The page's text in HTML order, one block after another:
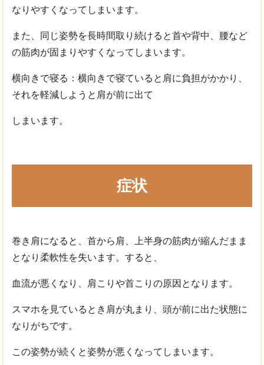
なりやすくなってしまいます。
また、同じ姿勢を長時間取り続けると首や背中、腰など
の筋肉が固まりやすくなってしまいます。
横向きで寝る：横向きで寝ていると肩に負担がかかり、
それを軽減しようと肩が前に出て
しまいます。
症状
巻き肩になると、首から肩、上半身の筋肉が縮んだまま
となり柔軟性を失います。すると、
血流が悪くなり、肩こりや首こりの原因となります。
スマホを見ているとき肩が丸まり、頭が前に出た状態に
なりがちです。
この姿勢が続くと姿勢が悪くなってしまいます。